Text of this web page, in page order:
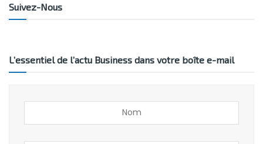
Suivez-Nous
L’essentiel de l’actu Business dans votre boîte e-mail